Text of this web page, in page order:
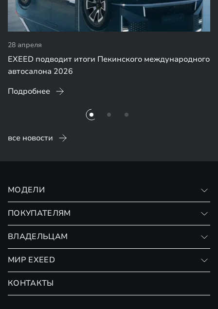
28 апреля
EXEED подводит итоги Пекинского международного
автосалона 2026
Подробнее
все новости
МОДЕЛИ
ПОКУПАТЕЛЯМ
Страхование
ВЛАДЕЛЬЦАМ
Сервис
МИР EXEED
КОНТАКТЫ